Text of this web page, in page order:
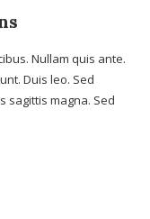
Nullam quis ante.
Duis leo. Sed
sagittis magna. Sed